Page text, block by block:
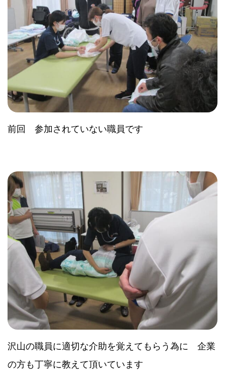
前回 参加されていない職員です
沢山の職員に適切な介助を覚えてもらう為に 企業
の方も丁寧に教えて頂いています